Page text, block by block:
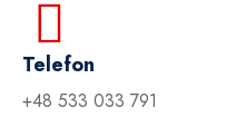
Telefon
+48 533 033 791